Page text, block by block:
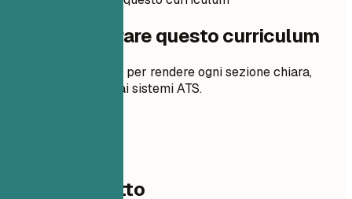
Come preparare questo curriculum
Suggerimenti pratici per rendere ogni sezione chiara,
pertinente e adatta ai sistemi ATS.
Dati di contatto